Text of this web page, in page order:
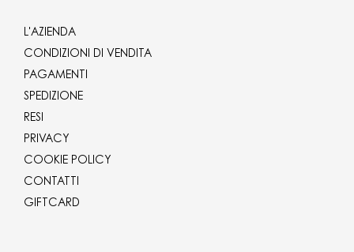
L'AZIENDA
CONDIZIONI DI VENDITA
PAGAMENTI
SPEDIZIONE
RESI
PRIVACY
COOKIE POLICY
CONTATTI
GIFTCARD